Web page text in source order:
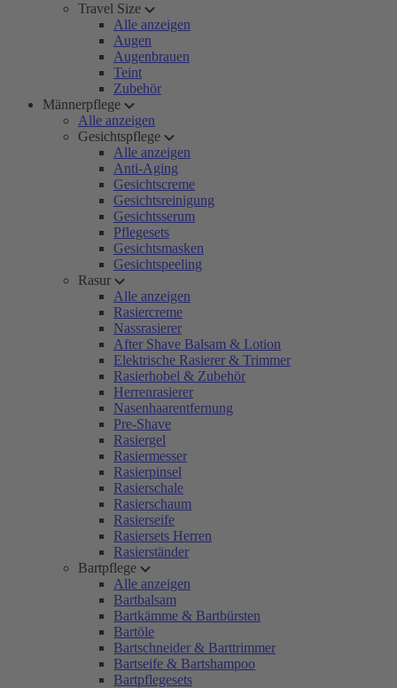
Travel Size
Alle anzeigen
Augen
Augenbrauen
Teint
Zubehör
Männerpflege
Alle anzeigen
Gesichtspflege
Alle anzeigen
Anti-Aging
Gesichtscreme
Gesichtsreinigung
Gesichtsserum
Pflegesets
Gesichtsmasken
Gesichtspeeling
Rasur
Alle anzeigen
Rasiercreme
Nassrasierer
After Shave Balsam & Lotion
Elektrische Rasierer & Trimmer
Rasierhobel & Zubehör
Herrenrasierer
Nasenhaarentfernung
Pre-Shave
Rasiergel
Rasiermesser
Rasierpinsel
Rasierschale
Rasierschaum
Rasierseife
Rasiersets Herren
Rasierständer
Bartpflege
Alle anzeigen
Bartbalsam
Bartkämme & Bartbürsten
Bartöle
Bartschneider & Barttrimmer
Bartseife & Bartshampoo
Bartpflegesets